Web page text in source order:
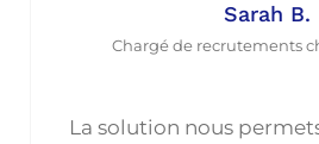
Sarah B.
Chargé de recrutements
La solution nous